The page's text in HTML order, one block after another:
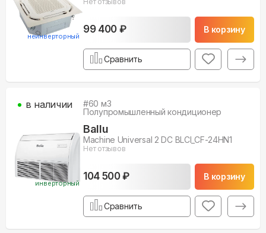
неинверторный
99 400 ₽ В корзину
Сравнить
инверторный
#60 м3
Полупромышленный кондиционер
Ballu
Machine Universal 2 DC BLCI_CF-24HN1
Нет отзывов
104 500 ₽ В корзину
в наличии
Сравнить